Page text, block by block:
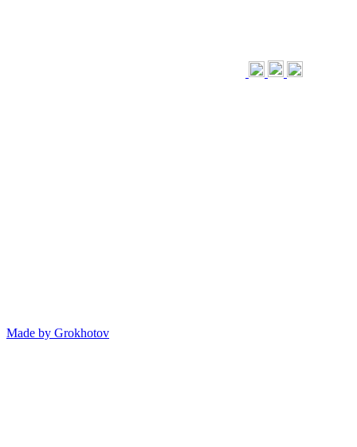
Made by Grokhotov